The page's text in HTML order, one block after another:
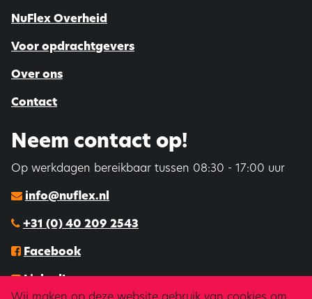
NuFlex Overheid
Voor opdrachtgevers
Over ons
Contact
Neem contact op!
Op werkdagen bereikbaar tussen 08:30 - 17:00 uur
info@nuflex.nl
+31 (0) 40 209 2543
Facebook
LinkedIn